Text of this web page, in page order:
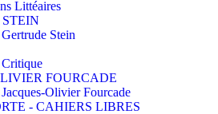
Littéaires
Stein
FOURCADE
Olivier Fourcade
- CAHIERS LIBRES